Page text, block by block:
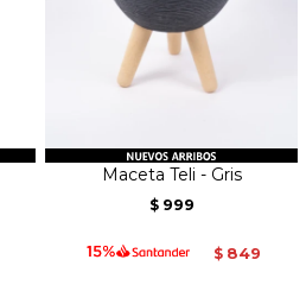
Maceta Teli - Gris
$ 999
$ 849